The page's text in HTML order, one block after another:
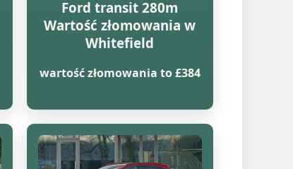
Ford transit 280m
Wartość złomowania w
Whitefield
wartość złomowania to £384